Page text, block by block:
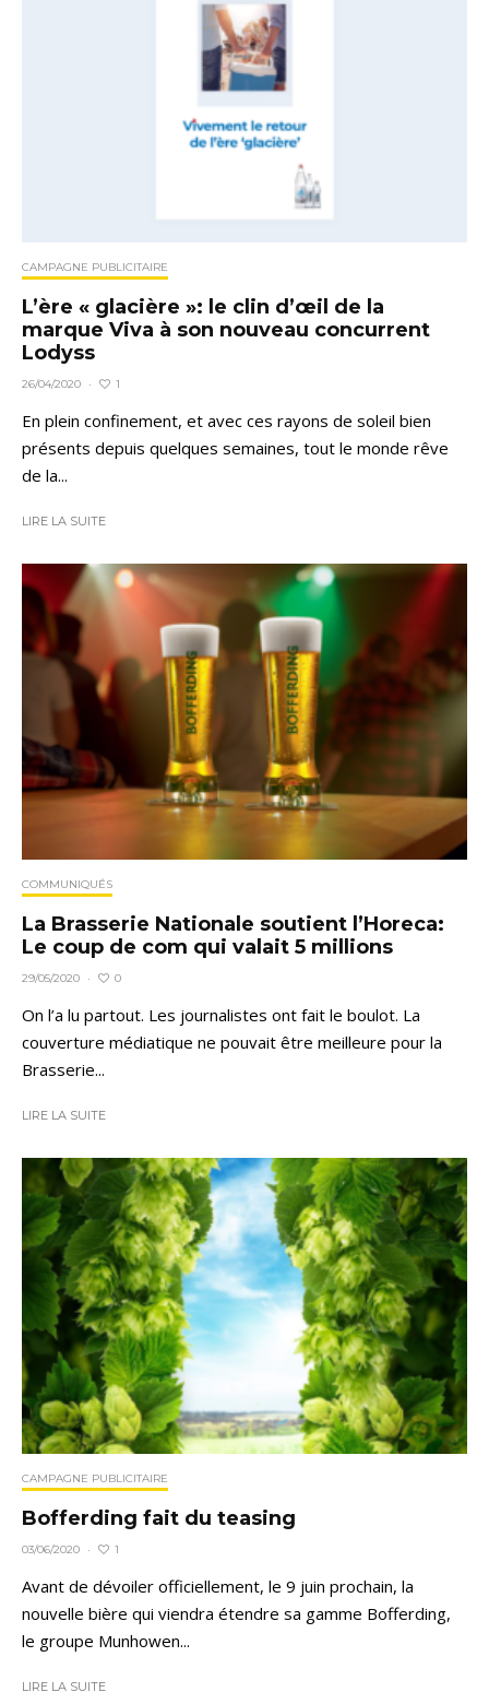
CAMPAGNE PUBLICITAIRE
L’ère « glacière »: le clin d’œil de la
marque Viva à son nouveau concurrent
Lodyss
26/04/2020 · 1
En plein confinement, et avec ces rayons de soleil bien
présents depuis quelques semaines, tout le monde rêve
de la...
LIRE LA SUITE
COMMUNIQUÉS
La Brasserie Nationale soutient l’Horeca:
Le coup de com qui valait 5 millions
29/05/2020 · 0
On l’a lu partout. Les journalistes ont fait le boulot. La
couverture médiatique ne pouvait être meilleure pour la
Brasserie...
LIRE LA SUITE
CAMPAGNE PUBLICITAIRE
Bofferding fait du teasing
03/06/2020 · 1
Avant de dévoiler officiellement, le 9 juin prochain, la
nouvelle bière qui viendra étendre sa gamme Bofferding,
le groupe Munhowen...
LIRE LA SUITE